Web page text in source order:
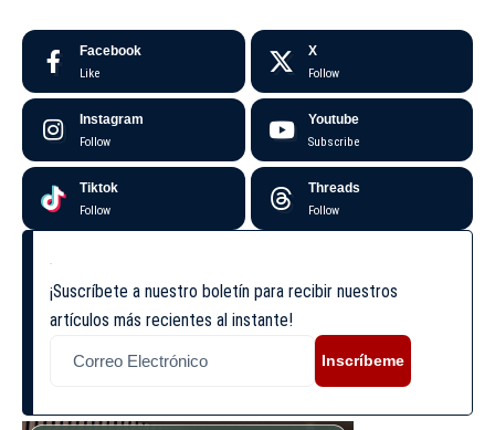
Facebook
Like
X
Follow
Instagram
Follow
Youtube
Subscribe
Tiktok
Follow
Threads
Follow
¡Suscríbete a nuestro boletín para recibir nuestros
artículos más recientes al instante!
Inscríbeme